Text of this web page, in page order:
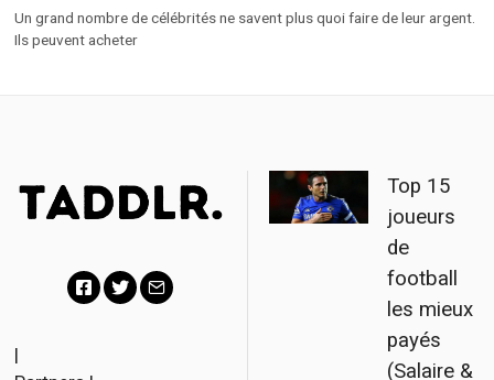
Un grand nombre de célébrités ne savent plus quoi faire de leur argent.
Ils peuvent acheter
|
Top 15
joueurs
de
football
les mieux
payés
(Salaire &